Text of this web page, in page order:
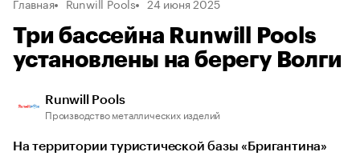
Три бассейна Runwill Pools
установлены на берегу Волги
Runwill Pools
Производство металлических изделий
На территории туристической базы «Бригантина»